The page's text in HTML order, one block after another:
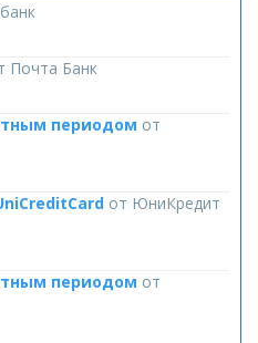
Почта Банк
периодом от
от ЮниКредит
периодом от